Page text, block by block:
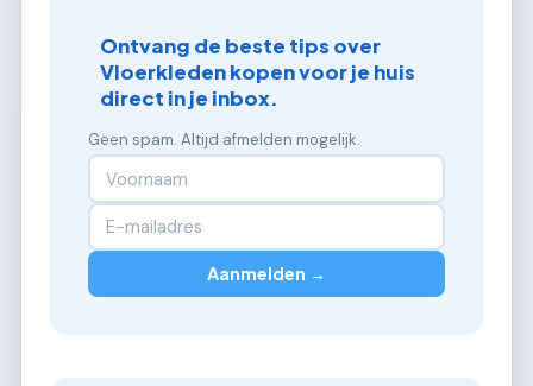
Ontvang de beste tips over
Vloerkleden kopen voor je huis
direct in je inbox.
Geen spam. Altijd afmelden mogelijk.
Aanmelden →